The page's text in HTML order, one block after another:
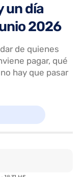
un día
2026
de quienes
pagar, qué
hay que pasar